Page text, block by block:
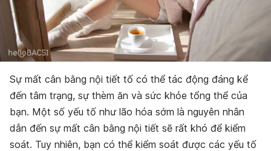
Sự mất cân bằng nội tiết tố có thể tác động đáng kể
đến tâm trạng, sự thèm ăn và sức khỏe tổng thể của
bạn. Một số yếu tố như lão hóa sớm là nguyên nhân
dẫn đến sự mất cân bằng nội tiết sẽ rất khó để kiểm
soát. Tuy nhiên, bạn có thể kiểm soát được các yếu tố